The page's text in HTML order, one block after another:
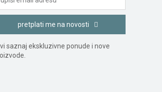
pretplati me na novosti
saznaj ekskluzivne ponude i nove